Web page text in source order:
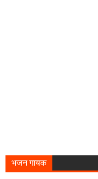
भजन गायक